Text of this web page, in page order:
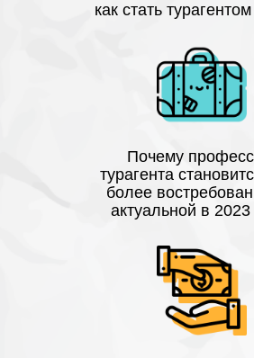
как стать
Почему
турагента
более
актуальной в 2023